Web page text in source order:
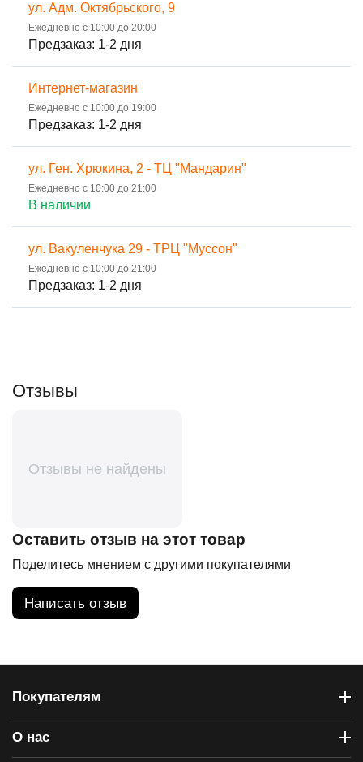
ул. Адм. Октябрьского, 9
Ежедневно с 10:00 до 20:00
Предзаказ: 1-2 дня
Интернет-магазин
Ежедневно с 10:00 до 19:00
Предзаказ: 1-2 дня
ул. Ген. Хрюкина, 2 - ТЦ "Мандарин"
Ежедневно с 10:00 до 21:00
В наличии
ул. Вакуленчука 29 - ТРЦ "Муссон"
Ежедневно с 10:00 до 21:00
Предзаказ: 1-2 дня
Отзывы
Отзывы не найдены
Оставить отзыв на этот товар
Поделитесь мнением с другими покупателями
Написать отзыв
Покупателям
О нас